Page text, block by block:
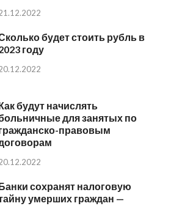
будет стоить рубль в
году
будут начислять
для занятых по
правовым
сохранят налоговую
умерших граждан —